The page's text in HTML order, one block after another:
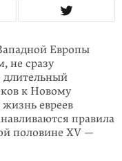
Европы
не сразу
длительный
к Новому
евреев
правила
половине XV —